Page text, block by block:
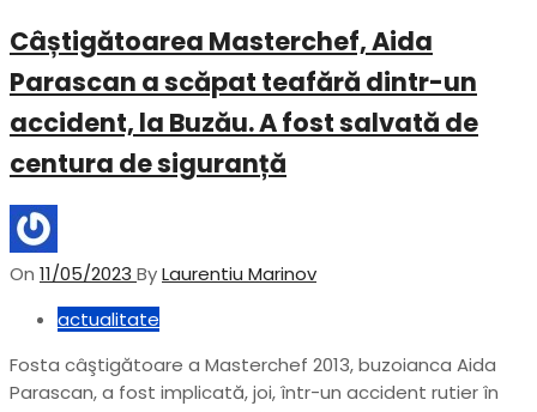
Câștigătoarea Masterchef, Aida
Parascan a scăpat teafără dintr-un
accident, la Buzău. A fost salvată de
centura de siguranță
On 11/05/2023 ByLaurentiu Marinov
actualitate
Fosta câştigătoare a Masterchef 2013, buzoianca Aida
Parascan, a fost implicată, joi, într-un accident rutier în